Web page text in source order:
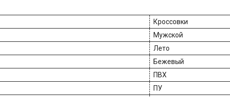
Кроссовки
Мужской
Лето
Бежевый
ПВХ
ПУ